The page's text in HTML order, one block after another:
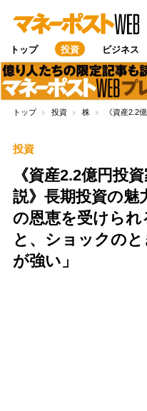
トップ 投資 ビジネス
トップ 投資 株 《資産2.2
投資
《資産2.2億円投
説》長期投資の魅
の恩恵を受けら
と、ショックの
が強い」